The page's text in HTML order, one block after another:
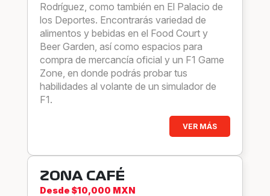
Rodríguez, como también en El Palacio de
los Deportes. Encontrarás variedad de
alimentos y bebidas en el Food Court y
Beer Garden, así como espacios para
compra de mercancía oficial y un F1 Game
Zone, en donde podrás probar tus
habilidades al volante de un simulador de
F1.
VER MÁS
ZONA CAFÉ
Desde $10,000 MXN